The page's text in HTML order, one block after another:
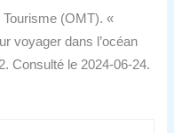
(OMT). «
voyager dans l’océan
Consulté le 2024-06-24.